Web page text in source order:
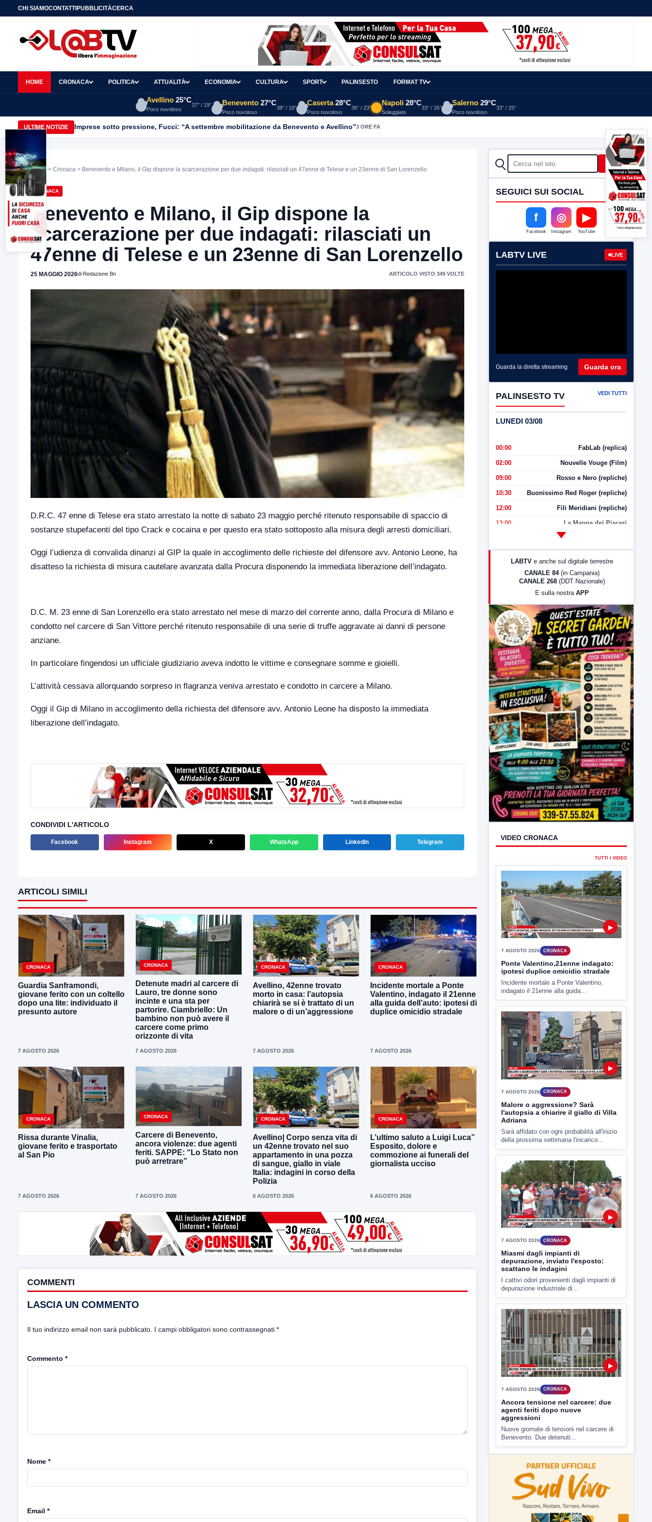
CHI SIAMOCONTATTIPUBBLICITÀCERCA
HOME CRONACA POLITICA ATTUALITÀ ECONOMIA CULTURA SPORT PALINSESTO FORMAT TV
Avellino 25°C
Poco nuvoloso
37° / 19° Benevento 27°C
Poco nuvoloso
38° / 18°
Caserta 28°C
Poco nuvoloso
36° / 23°
Napoli 28°C
Soleggiato
33° / 26°
Salerno 29°C
Poco nuvoloso
33° / 25°
ULTIME NOTIZIE Imprese sotto pressione, Fucci: “A settembre mobilitazione da Benevento e Avellino”3 ORE FA
Home > Cronaca > Benevento e Milano, il Gip dispone la scarcerazione per due indagati: rilasciati un 47enne di Telese e un 23enne di San Lorenzello
CRONACA
Benevento e Milano, il Gip dispone la
scarcerazione per due indagati: rilasciati un
47enne di Telese e un 23enne di San Lorenzello
25 MAGGIO 2026di Redazione Bn ARTICOLO VISTO 349 VOLTE
D.R.C. 47 enne di Telese era stato arrestato la notte di sabato 23 maggio perché ritenuto responsabile di spaccio di
sostanze stupefacenti del tipo Crack e cocaina e per questo era stato sottoposto alla misura degli arresti domiciliari.
Oggi l’udienza di convalida dinanzi al GIP la quale in accoglimento delle richieste del difensore avv. Antonio Leone, ha
disatteso la richiesta di misura cautelare avanzata dalla Procura disponendo la immediata liberazione dell’indagato.
D.C. M. 23 enne di San Lorenzello era stato arrestato nel mese di marzo del corrente anno, dalla Procura di Milano e
condotto nel carcere di San Vittore perché ritenuto responsabile di una serie di truffe aggravate ai danni di persone
anziane.
In particolare fingendosi un ufficiale giudiziario aveva indotto le vittime e consegnare somme e gioielli.
L’attività cessava allorquando sorpreso in flagranza veniva arrestato e condotto in carcere a Milano.
Oggi il Gip di Milano in accoglimento della richiesta del difensore avv. Antonio Leone ha disposto la immediata
liberazione dell’indagato.
CONDIVIDI L'ARTICOLO
Facebook Instagram X WhatsApp LinkedIn Telegram
ARTICOLI SIMILI
CRONACA
Guardia Sanframondi,
giovane ferito con un coltello
dopo una lite: individuato il
presunto autore
7 AGOSTO 2026
CRONACA
Detenute madri al carcere di
Lauro, tre donne sono
incinte e una sta per
partorire. Ciambriello: Un
bambino non può avere il
carcere come primo
orizzonte di vita
7 AGOSTO 2026
CRONACA
Avellino, 42enne trovato
morto in casa: l’autopsia
chiarirà se si è trattato di un
malore o di un’aggressione
7 AGOSTO 2026
CRONACA
Incidente mortale a Ponte
Valentino, indagato il 21enne
alla guida dell’auto: ipotesi di
duplice omicidio stradale
7 AGOSTO 2026
CRONACA
Rissa durante Vinalia,
giovane ferito e trasportato
al San Pio
7 AGOSTO 2026
CRONACA
Carcere di Benevento,
ancora violenze: due agenti
feriti. SAPPE: “Lo Stato non
può arretrare”
7 AGOSTO 2026
CRONACA
Avellino| Corpo senza vita di
un 42enne trovato nel suo
appartamento in una pozza
di sangue, giallo in viale
Italia: indagini in corso della
Polizia
6 AGOSTO 2026
CRONACA
L’ultimo saluto a Luigi Luca”
Esposito, dolore e
commozione ai funerali del
giornalista ucciso
6 AGOSTO 2026
COMMENTI
LASCIA UN COMMENTO
Il tuo indirizzo email non sarà pubblicato. I campi obbligatori sono contrassegnati *
Commento *
Nome *
Email *
CERCA Cerca
SEGUICI SUI SOCIAL
f
Facebook
◎
Instagram
▶
YouTube
LABTV LIVE LIVE
Guarda la diretta streaming Guarda ora
PALINSESTO TV VEDI TUTTI
LUNEDI 03/08
00:00 FabLab (replica)
02:00 Nouvelle Vouge (Film)
09:00 Rosso e Nero (repliche)
10:30 Buonissimo Red Roger (repliche)
12:00 Fili Meridiani (repliche)
13:00 La Mappa dei Piaceri
LabNews (Diretta)
23:00 LabNews (replica)
LABTV e anche sul digitale terrestre
CANALE 84 (in Campania)
CANALE 268 (DDT Nazionale)
E sulla nostra APP
VIDEO CRONACA
TUTTI I VIDEO
▶
7 AGOSTO 2026
Ponte Valentino,21enne indagato:
ipotesi duplice omicidio stradale
Incidente mortale a Ponte Valentino,
indagato il 21enne alla guida...
▶
7 AGOSTO 2026 CRONACA
Malore o aggressione? Sarà
l'autopsia a chiarire il giallo di Villa
Sarà affidato con ogni probabilità all'inizio
della prossima settimana l'incarico...
▶
7 AGOSTO 2026 CRONACA
Miasmi dagli impianti di
depurazione, inviato l'esposto:
I cattivi odori provenienti dagli impianti di
depurazione industriale di...
7 AGOSTO 2026 CRONACA
Ancora tensione nel carcere: due
agenti feriti dopo nuove
Nuove giornate di tensioni nel carcere di
Benevento. Due detenuti...